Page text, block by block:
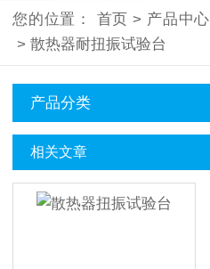
您的位置： 首页 > 产品中心
> 散热器耐扭振试验台
产品分类
相关文章